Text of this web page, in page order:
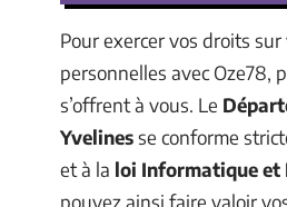
Pour exercer vos droits
personnelles avec Oze78,
s’offrent à vous. Le
Yvelinesse conforme
et à la loi Informatique et
pouvez ainsi faire valoir